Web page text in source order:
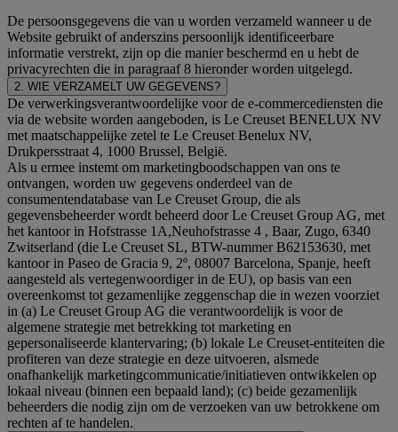
De persoonsgegevens die van u worden verzameld wanneer u de
Website gebruikt of anderszins persoonlijk identificeerbare
informatie verstrekt, zijn op die manier beschermd en u hebt de
privacyrechten die in paragraaf 8 hieronder worden uitgelegd.
2. WIE VERZAMELT UW GEGEVENS?
De verwerkingsverantwoordelijke voor de e-commercediensten die
via de website worden aangeboden, is Le Creuset BENELUX NV
met maatschappelijke zetel te Le Creuset Benelux NV,
Drukpersstraat 4, 1000 Brussel, België.
Als u ermee instemt om marketingboodschappen van ons te
ontvangen, worden uw gegevens onderdeel van de
consumentendatabase van Le Creuset Group, die als
gegevensbeheerder wordt beheerd door Le Creuset Group AG, met
het kantoor in Hofstrasse 1A,Neuhofstrasse 4 , Baar, Zugo, 6340
Zwitserland (die Le Creuset SL, BTW-nummer B62153630, met
kantoor in Paseo de Gracia 9, 2º, 08007 Barcelona, Spanje, heeft
aangesteld als vertegenwoordiger in de EU), op basis van een
overeenkomst tot gezamenlijke zeggenschap die in wezen voorziet
in (a) Le Creuset Group AG die verantwoordelijk is voor de
algemene strategie met betrekking tot marketing en
gepersonaliseerde klantervaring; (b) lokale Le Creuset-entiteiten die
profiteren van deze strategie en deze uitvoeren, alsmede
onafhankelijk marketingcommunicatie/initiatieven ontwikkelen op
lokaal niveau (binnen een bepaald land); (c) beide gezamenlijk
beheerders die nodig zijn om de verzoeken van uw betrokkene om
rechten af te handelen.